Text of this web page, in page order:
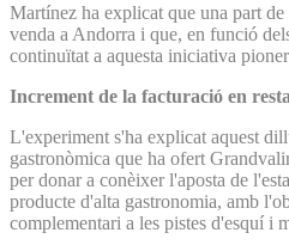
Martínez ha explicat que una part de
venda a Andorra i que, en funció
continuïtat a aquesta iniciativa
Increment de la facturació en
L'experiment s'ha explicat aquest
gastronòmica que ha ofert
per donar a conèixer l'aposta de
producte d'alta gastronomia, amb
complementari a les pistes d'esquí i